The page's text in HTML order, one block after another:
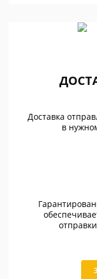
Доставка
в